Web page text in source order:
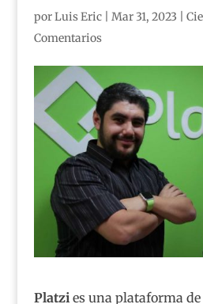
porLuis Eric| Mar 31, 2023
Comentarios
Platzi es una plataforma